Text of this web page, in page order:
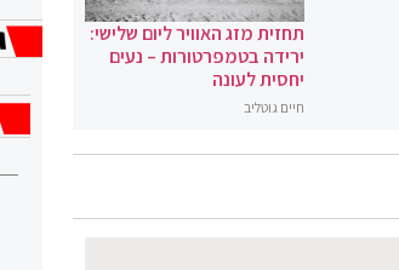
תחזית מזג האוויר ליום שלישי:
ירידה בטמפרטורות – נעים
יחסית לעונה
חיים גוטליב